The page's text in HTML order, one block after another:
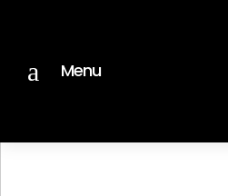
a Menu